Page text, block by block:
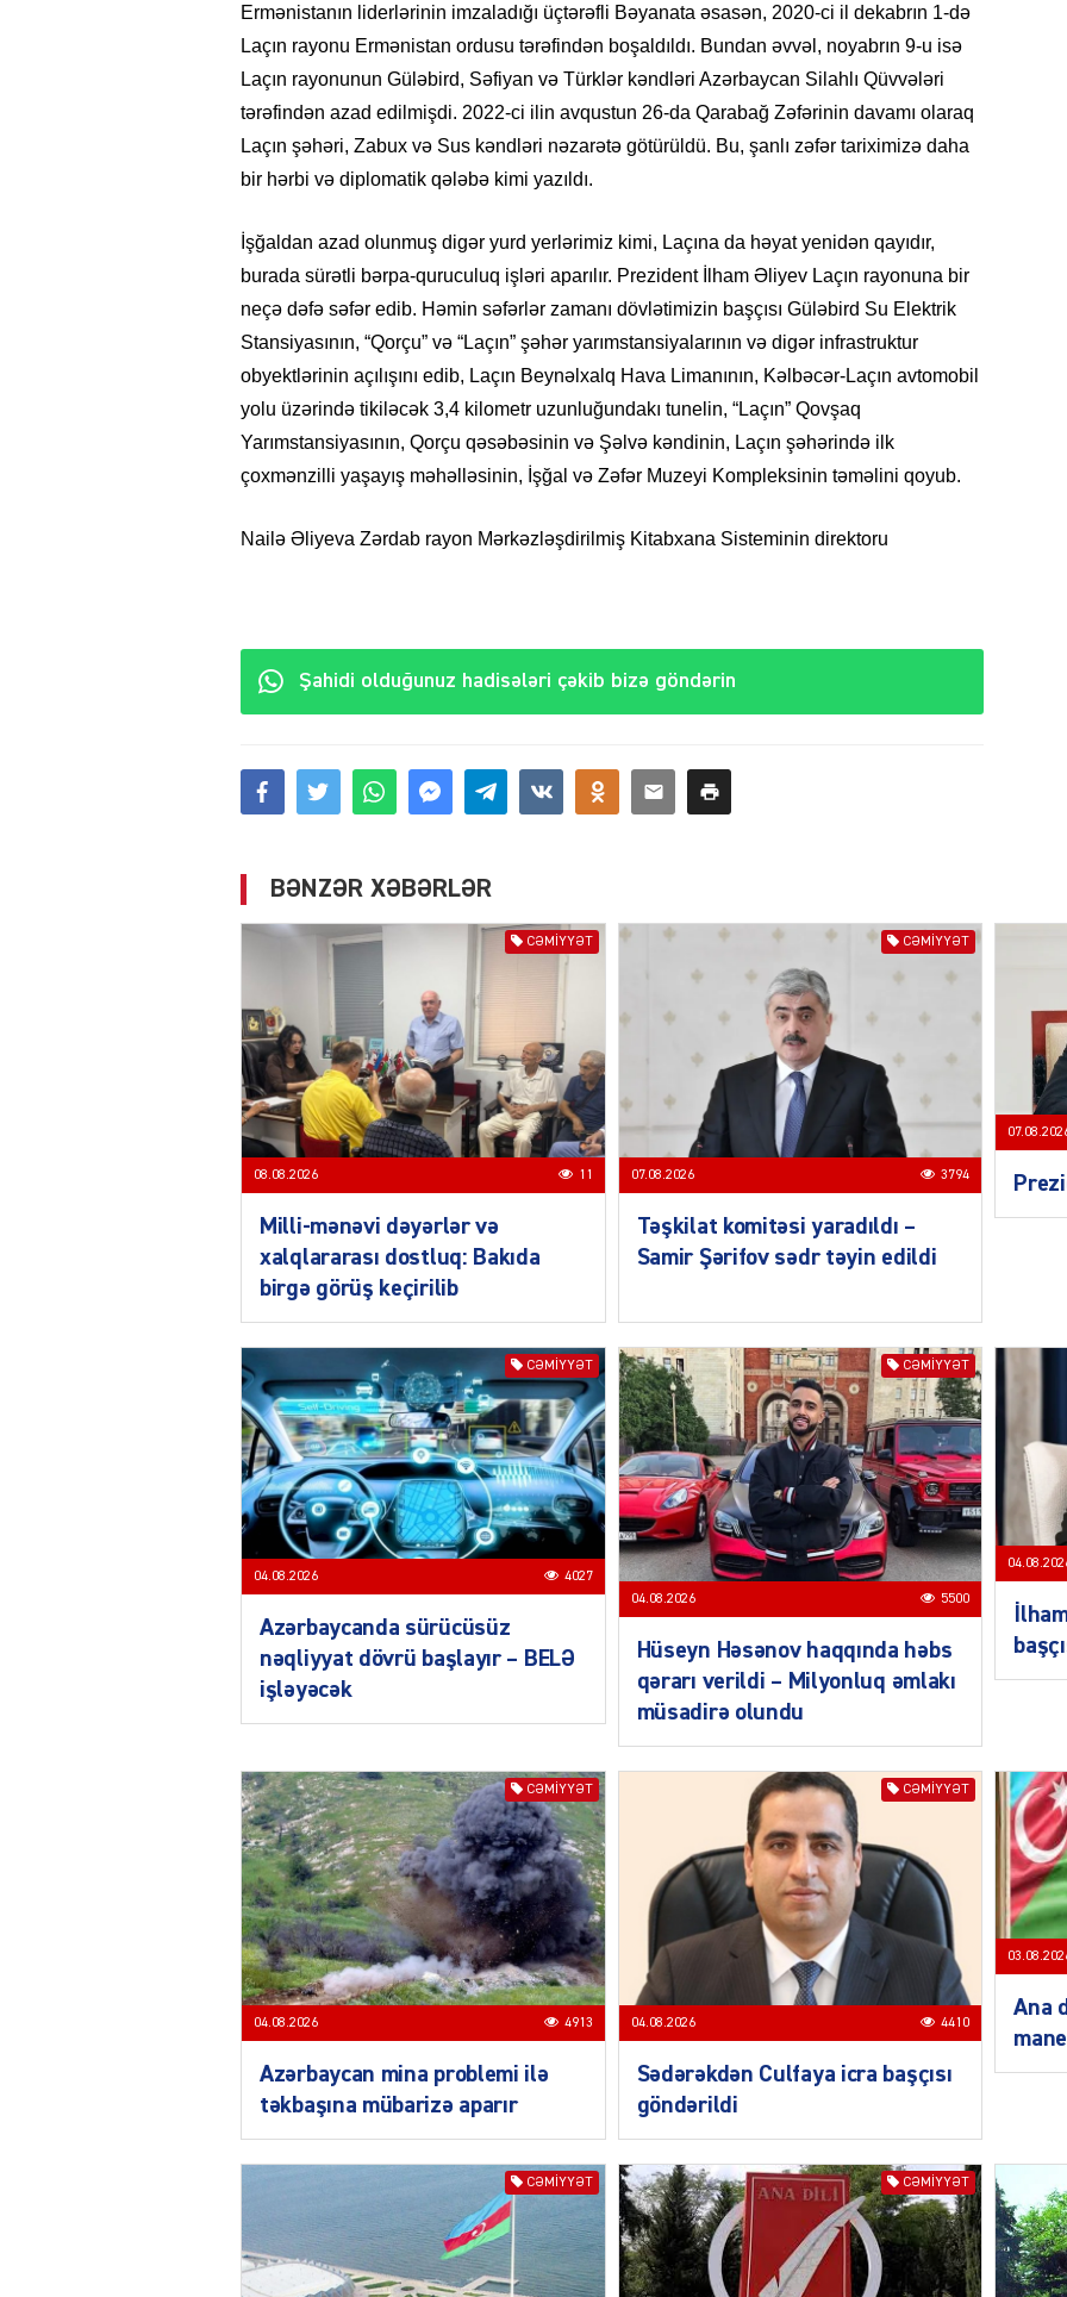
Ermənistanın liderlərinin imzaladığı üçtərəfli Bəyanata əsasən, 2020-ci il dekabrın 1-də
Laçın rayonu Ermənistan ordusu tərəfindən boşaldıldı. Bundan əvvəl, noyabrın 9-u isə
Laçın rayonunun Güləbird, Səfiyan və Türklər kəndləri Azərbaycan Silahlı Qüvvələri
tərəfindən azad edilmişdi. 2022-ci ilin avqustun 26-da Qarabağ Zəfərinin davamı olaraq
Laçın şəhəri, Zabux və Sus kəndləri nəzarətə götürüldü. Bu, şanlı zəfər tariximizə daha
bir hərbi və diplomatik qələbə kimi yazıldı.
İşğaldan azad olunmuş digər yurd yerlərimiz kimi, Laçına da həyat yenidən qayıdır,
burada sürətli bərpa-quruculuq işləri aparılır. Prezident İlham Əliyev Laçın rayonuna bir
neçə dəfə səfər edib. Həmin səfərlər zamanı dövlətimizin başçısı Güləbird Su Elektrik
Stansiyasının, “Qorçu” və “Laçın” şəhər yarımstansiyalarının və digər infrastruktur
obyektlərinin açılışını edib, Laçın Beynəlxalq Hava Limanının, Kəlbəcər-Laçın avtomobil
yolu üzərində tikiləcək 3,4 kilometr uzunluğundakı tunelin, “Laçın” Qovşaq
Yarımstansiyasının, Qorçu qəsəbəsinin və Şəlvə kəndinin, Laçın şəhərində ilk
çoxmənzilli yaşayış məhəlləsinin, İşğal və Zəfər Muzeyi Kompleksinin təməlini qoyub.
Nailə Əliyeva Zərdab rayon Mərkəzləşdirilmiş Kitabxana Sisteminin direktoru
Şahidi olduğunuz hadisələri çəkib bizə göndərin
DÜNYA
DÜNYA
BƏNZƏR XƏBƏRLƏR
CƏMIYYƏT
08.08.2026 11
Milli-mənəvi dəyərlər və
xalqlararası dostluq: Bakıda
birgə görüş keçirilib
CƏMIYYƏT
07.08.2026 3794
Təşkilat komitəsi yaradıldı –
Samir Şərifov sədr təyin edildi
CƏMIYYƏT
04.08.2026 4027
Azərbaycanda sürücüsüz
nəqliyyat dövrü başlayır – BELƏ
işləyəcək
CƏMIYYƏT
04.08.2026 5500
Hüseyn Həsənov haqqında həbs
qərarı verildi – Milyonluq əmlakı
müsadirə olundu
CƏMIYYƏT
04.08.2026 4913
Azərbaycan mina problemi ilə
təkbaşına mübarizə aparır
CƏMIYYƏT
04.08.2026 4410
Sədərəkdən Culfaya icra başçısı
göndərildi
Ana
CƏMIYYƏT CƏMIYYƏT